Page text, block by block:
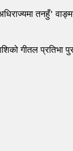
तनहुँ’
गीतल प्रतिभा